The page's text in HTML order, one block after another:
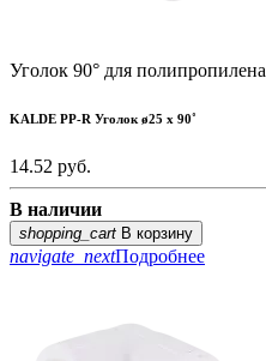
Уголок 90° для полипропилена
KALDE PP-R Уголок ø25 х 90˚
14.52 руб.
В наличии
shopping_cart В корзину
navigate_nextПодробнее